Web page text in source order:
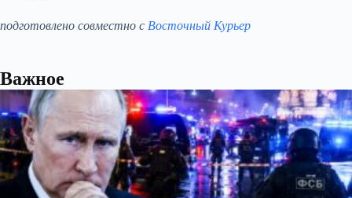
подготовлено совместно с Восточный Курьер
Важное